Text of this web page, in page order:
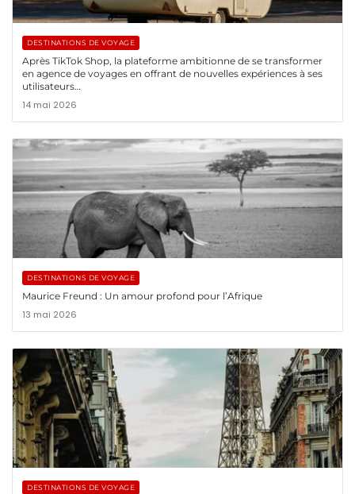
DESTINATIONS DE VOYAGE
Après TikTok Shop, la plateforme ambitionne de se transformer
en agence de voyages en offrant de nouvelles expériences à ses
utilisateurs…
14 mai 2026
DESTINATIONS DE VOYAGE
Maurice Freund : Un amour profond pour l’Afrique
13 mai 2026
DESTINATIONS DE VOYAGE